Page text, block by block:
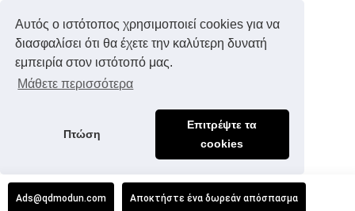
Αυτός ο ιστότοπος χρησιμοποιεί cookies για να
διασφαλίσει ότι θα έχετε την καλύτερη δυνατή
εμπειρία στον ιστότοπό μας.
Μάθετε περισσότερα
Πτώση
Επιτρέψτε τα
cookies
Ads@qdmodun.com Αποκτήστε ένα δωρεάν απόσπασμα